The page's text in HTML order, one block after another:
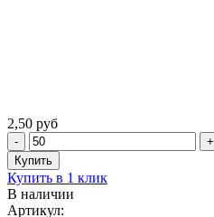
2,50 руб
Купить в 1 клик
В наличии
Артикул: